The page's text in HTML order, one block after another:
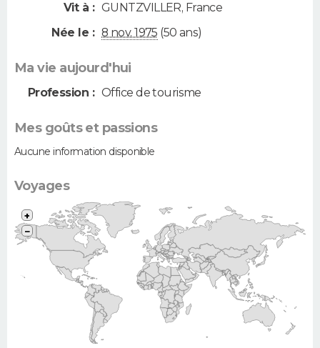
Vit à : GUNTZVILLER, France
Née le : 8 nov. 1975 (50 ans)
Ma vie aujourd'hui
Profession : Office de tourisme
Mes goûts et passions
Aucune information disponible
Voyages
+
−